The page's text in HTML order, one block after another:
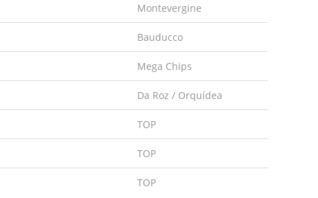
Montevergine
Bauducco
Mega Chips
Da Roz / Orquídea
TOP
TOP
TOP